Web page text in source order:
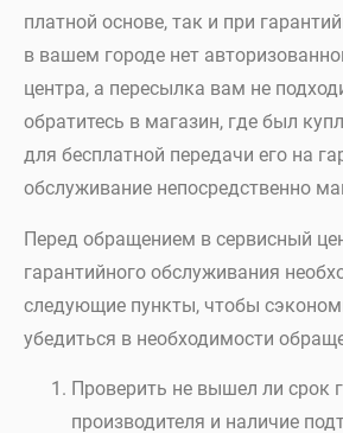
платной основе, так и при
в вашем городе нет
центра, а пересылка вам не
обратитесь в магазин, где был
для бесплатной передачи его на
обслуживание непосредственно
Перед обращением в сервисный
гарантийного обслуживания
следующие пункты, чтобы
убедиться в необходимости
Проверить не вышел ли срок
производителя и наличие